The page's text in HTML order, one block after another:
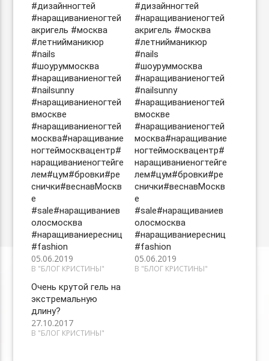
#дизайнногтей
#наращиваниеногтей
акригель #москва
#летнийманикюр
#nails
#шоуруммосква
#наращиваниеногтей
#nailsunny
#наращиваниеногтей
вмоскве
#наращиваниеногтей
москва#наращивание
ногтеймосквацентр#
наращиваниеногтейге
лем#цум#бровки#ре
снички#веснавМоскв
е
#sale#наращиваниев
олосмосква
#наращиваниересниц
#fashion
05.06.2019
В "БЛОГ КРИСТИНЫ"
#дизайнногтей
#наращиваниеногтей
акригель #москва
#летнийманикюр
#nails
#шоуруммосква
#наращиваниеногтей
#nailsunny
#наращиваниеногтей
вмоскве
#наращиваниеногтей
москва#наращивание
ногтеймосквацентр#
наращиваниеногтейге
лем#цум#бровки#ре
снички#веснавМоскв
е
#sale#наращиваниев
олосмосква
#наращиваниересниц
#fashion
05.06.2019
В "БЛОГ КРИСТИНЫ"
Очень крутой гель на
экстремальную
длину?
27.10.2017
В "БЛОГ КРИСТИНЫ"